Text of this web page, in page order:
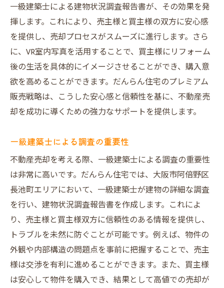
一級建築士による建物状況調査報告書が、その効果を発
揮します。これにより、売主様と買主様の双方に安心感
を提供し、売却プロセスがスムーズに進行します。さら
に、VR室内写真を活用することで、買主様にリフォーム
後の生活を具体的にイメージさせることができ、購入意
欲を高めることができます。だんらん住宅のプレミアム
販売戦略は、こうした安心感と信頼性を基に、不動産売
却を成功に導くための強力なサポートを提供します。
一級建築士による調査の重要性
不動産売却を考える際、一級建築士による調査の重要性
は非常に高いです。だんらん住宅では、大阪市阿倍野区
長池町エリアにおいて、一級建築士が建物の詳細な調査
を行い、建物状況調査報告書を作成します。これによ
り、売主様と買主様双方に信頼性のある情報を提供し、
トラブルを未然に防ぐことが可能です。例えば、物件の
外観や内部構造の問題点を事前に把握することで、売主
様は交渉を有利に進めることができます。また、買主様
は安心して物件を購入でき、結果として高値での売却が